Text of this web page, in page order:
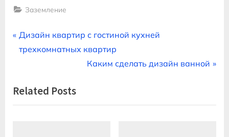
Заземление
Навигация
по
P
r
i
o
Дизайн квартир с гостиной кухней
трехкомнатных квартир
N
t
Каким сделать дизайн ванной
Related Posts